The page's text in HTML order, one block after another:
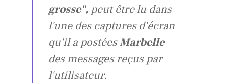
grosse", peut être lu dans
l'une des captures d'écran
qu'il a postéesMarbelle
des messages reçus par
l'utilisateur.